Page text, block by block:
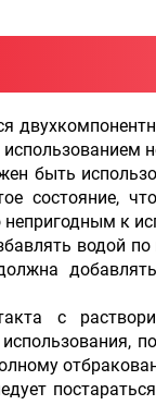
быть
состояние,
непригодным к
водой
с